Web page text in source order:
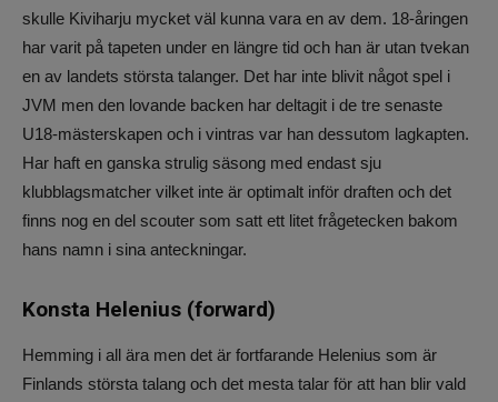
skulle Kiviharju mycket väl kunna vara en av dem. 18-åringen
har varit på tapeten under en längre tid och han är utan tvekan
en av landets största talanger. Det har inte blivit något spel i
JVM men den lovande backen har deltagit i de tre senaste
U18-mästerskapen och i vintras var han dessutom lagkapten.
Har haft en ganska strulig säsong med endast sju
klubblagsmatcher vilket inte är optimalt inför draften och det
finns nog en del scouter som satt ett litet frågetecken bakom
hans namn i sina anteckningar.
Konsta Helenius (forward)
Hemming i all ära men det är fortfarande Helenius som är
Finlands största talang och det mesta talar för att han blir vald